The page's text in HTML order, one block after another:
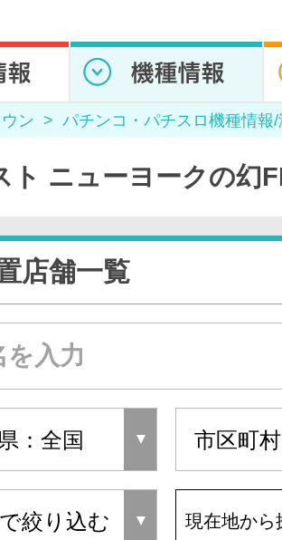
ン パチンコ・パチスロ機種情報
ト ニューヨークの幻
店舗一覧
現在地から